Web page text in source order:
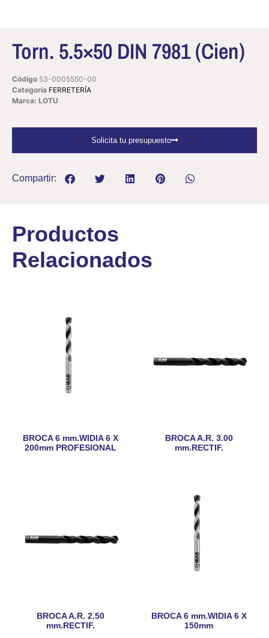
Torn. 5.5×50 DIN 7981 (Cien)
Código 53-0005550-00
Categoría FERRETERÍA
Marca: LOTU
Solicita tu presupuesto
Compartir:
Productos
Relacionados
BROCA 6 mm.WIDIA 6 X
200mm PROFESIONAL
BROCA A.R. 3.00
mm.RECTIF.
BROCA A.R. 2.50
mm.RECTIF.
BROCA 6 mm.WIDIA 6 X
150mm